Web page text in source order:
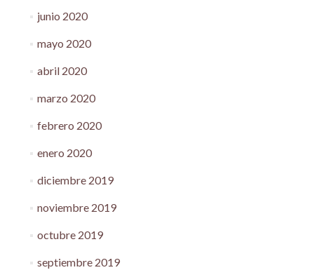
junio 2020
mayo 2020
abril 2020
marzo 2020
febrero 2020
enero 2020
diciembre 2019
noviembre 2019
octubre 2019
septiembre 2019